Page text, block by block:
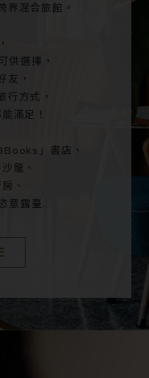
界混合旅館。
供選擇，
友，
行方式，
滿足！
」書店、
龍、
、
意露臺...